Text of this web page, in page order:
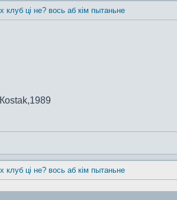
клуб ці не? вось аб кім пытаньне
клуб ці не? вось аб кім пытаньне